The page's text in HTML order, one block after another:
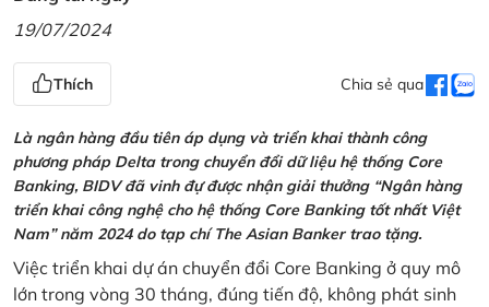
19/07/2024
Thích Chia sẻ qua
Là ngân hàng đầu tiên áp dụng và triển khai thành công
phương pháp Delta trong chuyển đổi dữ liệu hệ thống Core
Banking, BIDV đã vinh đự được nhận giải thưởng “Ngân hàng
triển khai công nghệ cho hệ thống Core Banking tốt nhất Việt
Nam” năm 2024 do tạp chí The Asian Banker trao tặng.
Việc triển khai dự án chuyển đổi Core Banking ở quy mô
lớn trong vòng 30 tháng, đúng tiến độ, không phát sinh